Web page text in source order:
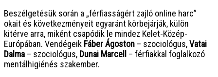
Beszélgetésük során a „férfiasságért zajló online harc”
okait és következményeit egyaránt körbejárják, külön
kitérve arra, miként csapódik le mindez Kelet-Közép-
Európában. Vendégeik Fáber Ágoston – szociológus,Vatai
Dalma – szociológus, Dunai Marcell – férfiakkal foglalkozó
mentálhigiénés szakember.